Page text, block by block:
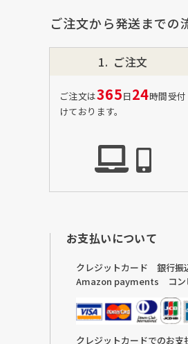
ご注文から発送までの
ご注文
ご注文は365日24時間受付
けております。
お支払いについて
クレジットカード 銀行
Amazon payments コン
クレジットカードでのお